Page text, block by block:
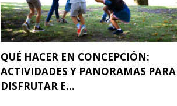
QUÉ HACER EN CONCEPCIÓN:
ACTIVIDADES Y PANORAMAS PARA
DISFRUTAR E...